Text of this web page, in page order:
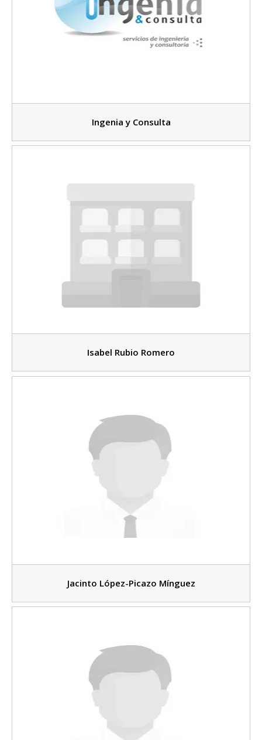
Ingenia y Consulta
Isabel Rubio Romero
Jacinto López-Picazo Mínguez